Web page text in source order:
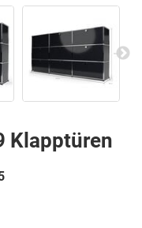
Klapptüren